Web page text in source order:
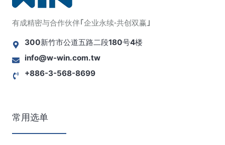
有成精密与合作伙伴｢企业永续·共创双赢｣
300新竹市公道五路二段180号4楼
info@w-win.com.tw
+886-3-568-8699
常用选单